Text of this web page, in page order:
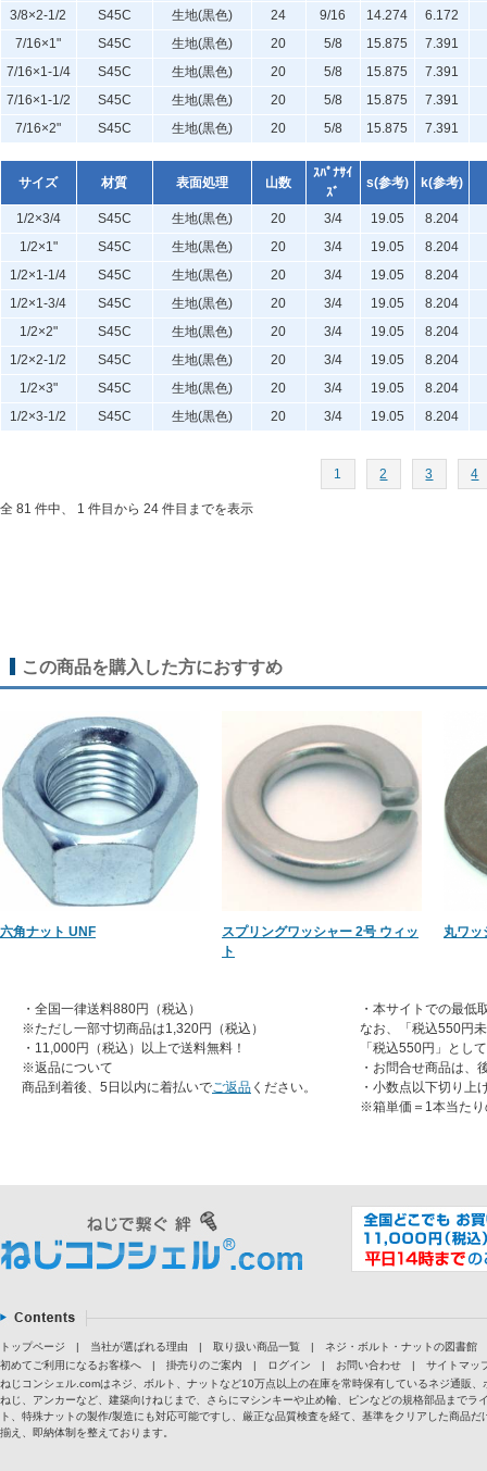
3/8×2-1/2 S45C 生地(黒色) 24 9/16 14.274
6.172
7/16×1"
S45C 生地(黒色) 20 5/8 15.875
7.391
7/16×1-1/4
S45C 生地(黒色) 20 5/8 15.875
7.391
7/16×1-1/2
S45C 生地(黒色) 20 5/8 15.875
7.391
7/16×2"
S45C 生地(黒色) 20 5/8 15.875 7.391
サイズ 材質 表面処理 山数
ｽﾊﾟﾅｻｲ
ｽﾞ
s(参考) k(参考)
1/2×3/4 S45C 生地(黒色) 20 3/4 19.05
8.204
1/2×1"
S45C 生地(黒色) 20 3/4 19.05
8.204
1/2×1-1/4
S45C 生地(黒色) 20 3/4 19.05
8.204
1/2×1-3/4
S45C 生地(黒色) 20 3/4 19.05
8.204
1/2×2"
S45C 生地(黒色) 20 3/4 19.05
8.204
1/2×2-1/2
S45C 生地(黒色) 20 3/4 19.05
8.204
1/2×3"
S45C 生地(黒色) 20 3/4 19.05
8.204
1/2×3-1/2
S45C 生地(黒色) 20 3/4 19.05 8.204
1 2 3 4
全 81 件中、 1 件目から 24 件目までを表示
この商品を購入した方におすすめ
六角ナット UNF
スプリングワッシャー 2号 ウィッ
ト
丸ワッ
・全国一律送料880円（税込）
※ただし一部寸切商品は1,320円（税込）
・11,000円（税込）以上で送料無料！
※返品について
商品到着後、5日以内に着払いでご返品 ください。
・本サイトでの最低
なお、「税込550円
「税込550円」とし
・お問合せ商品は、
・小数点以下切り上
※箱単価＝1本当たり
トップページ | 当社が選ばれる理由 | 取り扱い商品一覧 |
ネジ・ボルト・ナットの図書館
初めてご利用になるお客様へ
| 掛売りのご案内 | ログイン | お問い合わせ |
サイトマッ
ねじコンシェル.comはネジ、ボルト、ナットなど10万点以上の在庫を常時保有しているネジ通販
ねじ、アンカーなど、建築向けねじまで、さらにマシンキーや止め輪、ピンなどの規格部品まで
ト、特殊ナットの製作/製造にも対応可能ですし、厳正な品質検査を経て、基準をクリアした商品
揃え、即納体制を整えております。